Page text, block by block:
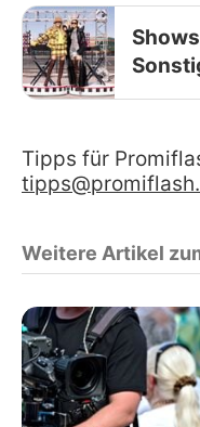
Tipps für
Weitere Artikel